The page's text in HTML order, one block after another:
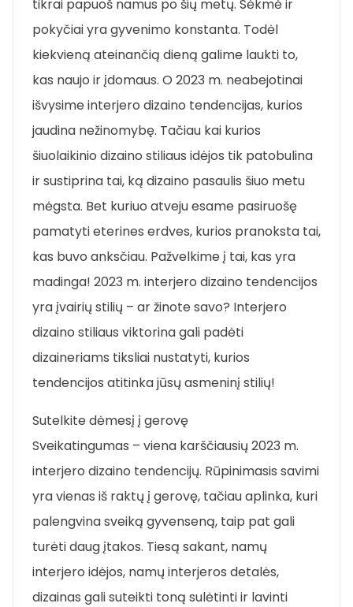
tikrai papuoš namus po šių metų. Sėkmė ir
pokyčiai yra gyvenimo konstanta. Todėl
kiekvieną ateinančią dieną galime laukti to,
kas naujo ir įdomaus. O 2023 m. neabejotinai
išvysime interjero dizaino tendencijas, kurios
jaudina nežinomybę. Tačiau kai kurios
šiuolaikinio dizaino stiliaus idėjos tik patobulina
ir sustiprina tai, ką dizaino pasaulis šiuo metu
mėgsta. Bet kuriuo atveju esame pasiruošę
pamatyti eterines erdves, kurios pranoksta tai,
kas buvo anksčiau. Pažvelkime į tai, kas yra
madinga! 2023 m. interjero dizaino tendencijos
yra įvairių stilių – ar žinote savo? Interjero
dizaino stiliaus viktorina gali padėti
dizaineriams tiksliai nustatyti, kurios
tendencijos atitinka jūsų asmeninį stilių!
Sutelkite dėmesį į gerovę
Sveikatingumas – viena karščiausių 2023 m.
interjero dizaino tendencijų. Rūpinimasis savimi
yra vienas iš raktų į gerovę, tačiau aplinka, kuri
palengvina sveiką gyvenseną, taip pat gali
turėti daug įtakos. Tiesą sakant, namų
interjero idėjos, namų interjeros detalės,
dizainas gali suteikti toną sulėtinti ir lavinti